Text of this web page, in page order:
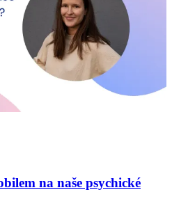
na naše psychické